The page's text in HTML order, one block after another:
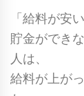
「給料が安
貯金ができ
人は、
給料が上が